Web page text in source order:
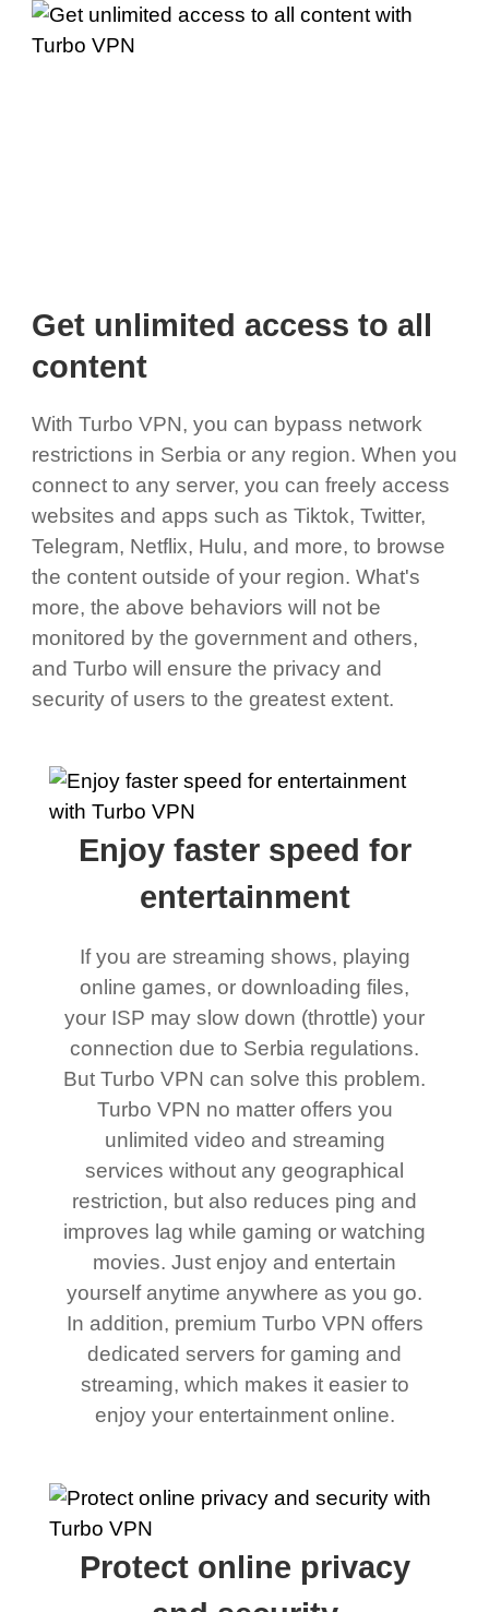
Get unlimited access to all
content
With Turbo VPN, you can bypass network
restrictions in Serbia or any region. When you
connect to any server, you can freely access
websites and apps such as Tiktok, Twitter,
Telegram, Netflix, Hulu, and more, to browse
the content outside of your region. What's
more, the above behaviors will not be
monitored by the government and others,
and Turbo will ensure the privacy and
security of users to the greatest extent.
Enjoy faster speed for
entertainment
If you are streaming shows, playing
online games, or downloading files,
your ISP may slow down (throttle) your
connection due to Serbia regulations.
But Turbo VPN can solve this problem.
Turbo VPN no matter offers you
unlimited video and streaming
services without any geographical
restriction, but also reduces ping and
improves lag while gaming or watching
movies. Just enjoy and entertain
yourself anytime anywhere as you go.
In addition, premium Turbo VPN offers
dedicated servers for gaming and
streaming, which makes it easier to
enjoy your entertainment online.
Protect online privacy